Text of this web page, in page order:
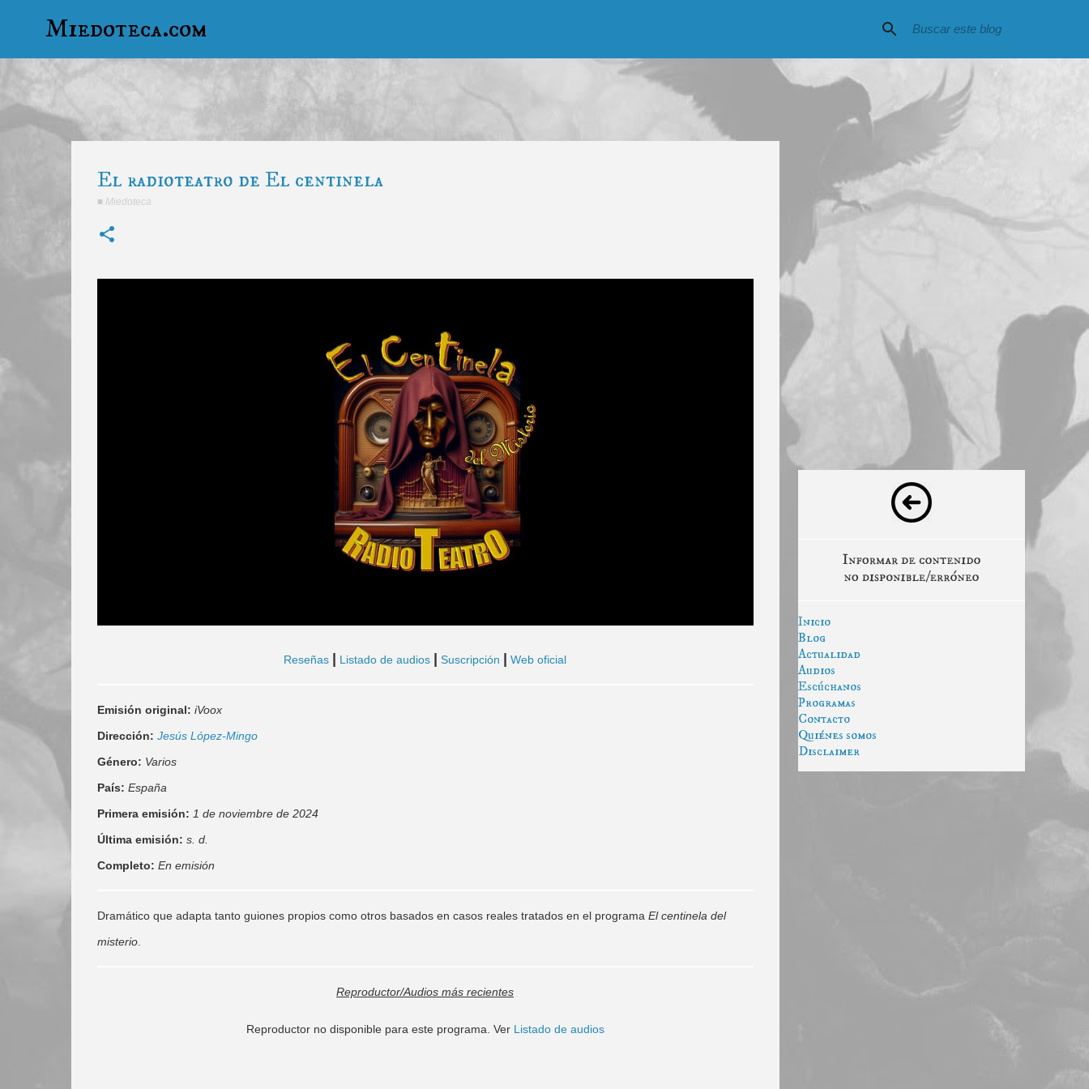
Miedoteca.com
El radioteatro de El centinela
■ Miedoteca
Reseñas | Listado de audios | Suscripción | Web oficial
Emisión original: iVoox
Dirección: Jesús López-Mingo
Género: Varios
País: España
Primera emisión: 1 de noviembre de 2024
Última emisión: s. d.
Completo: En emisión
Dramático que adapta tanto guiones propios como otros basados en casos reales tratados en el programa El centinela del
misterio.
Reproductor/Audios más recientes
Reproductor no disponible para este programa. Ver Listado de audios
Inicio
Blog
Actualidad
Audios
Escúchanos
Programas
Contacto
Quiénes somos
Disclaimer